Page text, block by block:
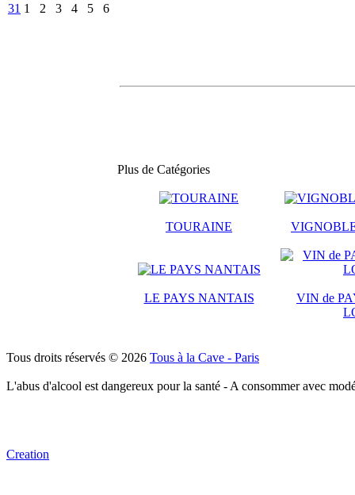
31 1 2 3 4 5 6
Plus de Catégories
TOURAINE
LE PAYS NANTAIS
VIN de
Tous droits réservés © 2026 Tous à la Cave - Paris
L'abus d'alcool est dangereux pour la santé - A consommer avec
Creation